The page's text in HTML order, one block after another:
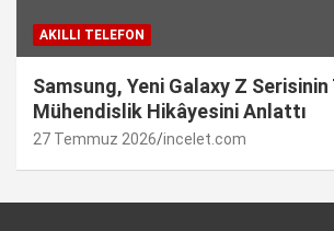
AKILLI TELEFON
Samsung, Yeni Galaxy Z Serisinin
Mühendislik Hikâyesini Anlattı
27 Temmuz 2026 incelet.com